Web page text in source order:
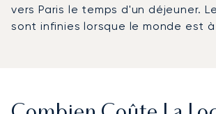
vers Paris le temps d'un déjeuner.
sont infinies lorsque le monde est